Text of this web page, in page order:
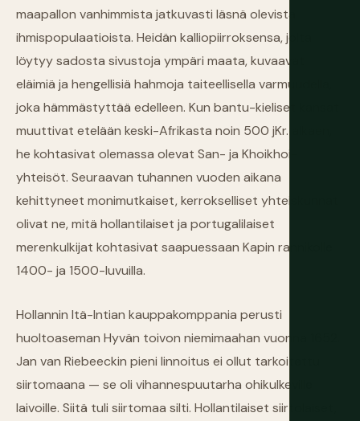
maapallon vanhimmista jatkuvasti läsnä olevista
ihmispopulaatioista. Heidän kalliopiirroksensa, joita
löytyy sadosta sivustoja ympäri maata, kuvaavat
eläimiä ja hengellisiä hahmoja taiteellisella varmuudella,
joka hämmästyttää edelleen. Kun bantu-kieliset kansat
muuttivat etelään keski-Afrikasta noin 500 jKr. alkaen,
he kohtasivat olemassa olevat San- ja Khoikhoi-
yhteisöt. Seuraavan tuhannen vuoden aikana
kehittyneet monimutkaiset, kerrokselliset yhteiskunnat
olivat ne, mitä hollantilaiset ja portugalilaiset
merenkulkijat kohtasivat saapuessaan Kapin rannikolle
1400- ja 1500-luvuilla.
Hollannin Itä-Intian kauppakomppania perusti
huoltoaseman Hyvän toivon niemimaahan vuonna 1652.
Jan van Riebeeckin pieni linnoitus ei ollut tarkoitettu
siirtomaana — se oli vihannespuutarha ohikulkeville
laivoille. Siitä tuli siirtomaa silti. Hollantilaiset siirtolaiset,